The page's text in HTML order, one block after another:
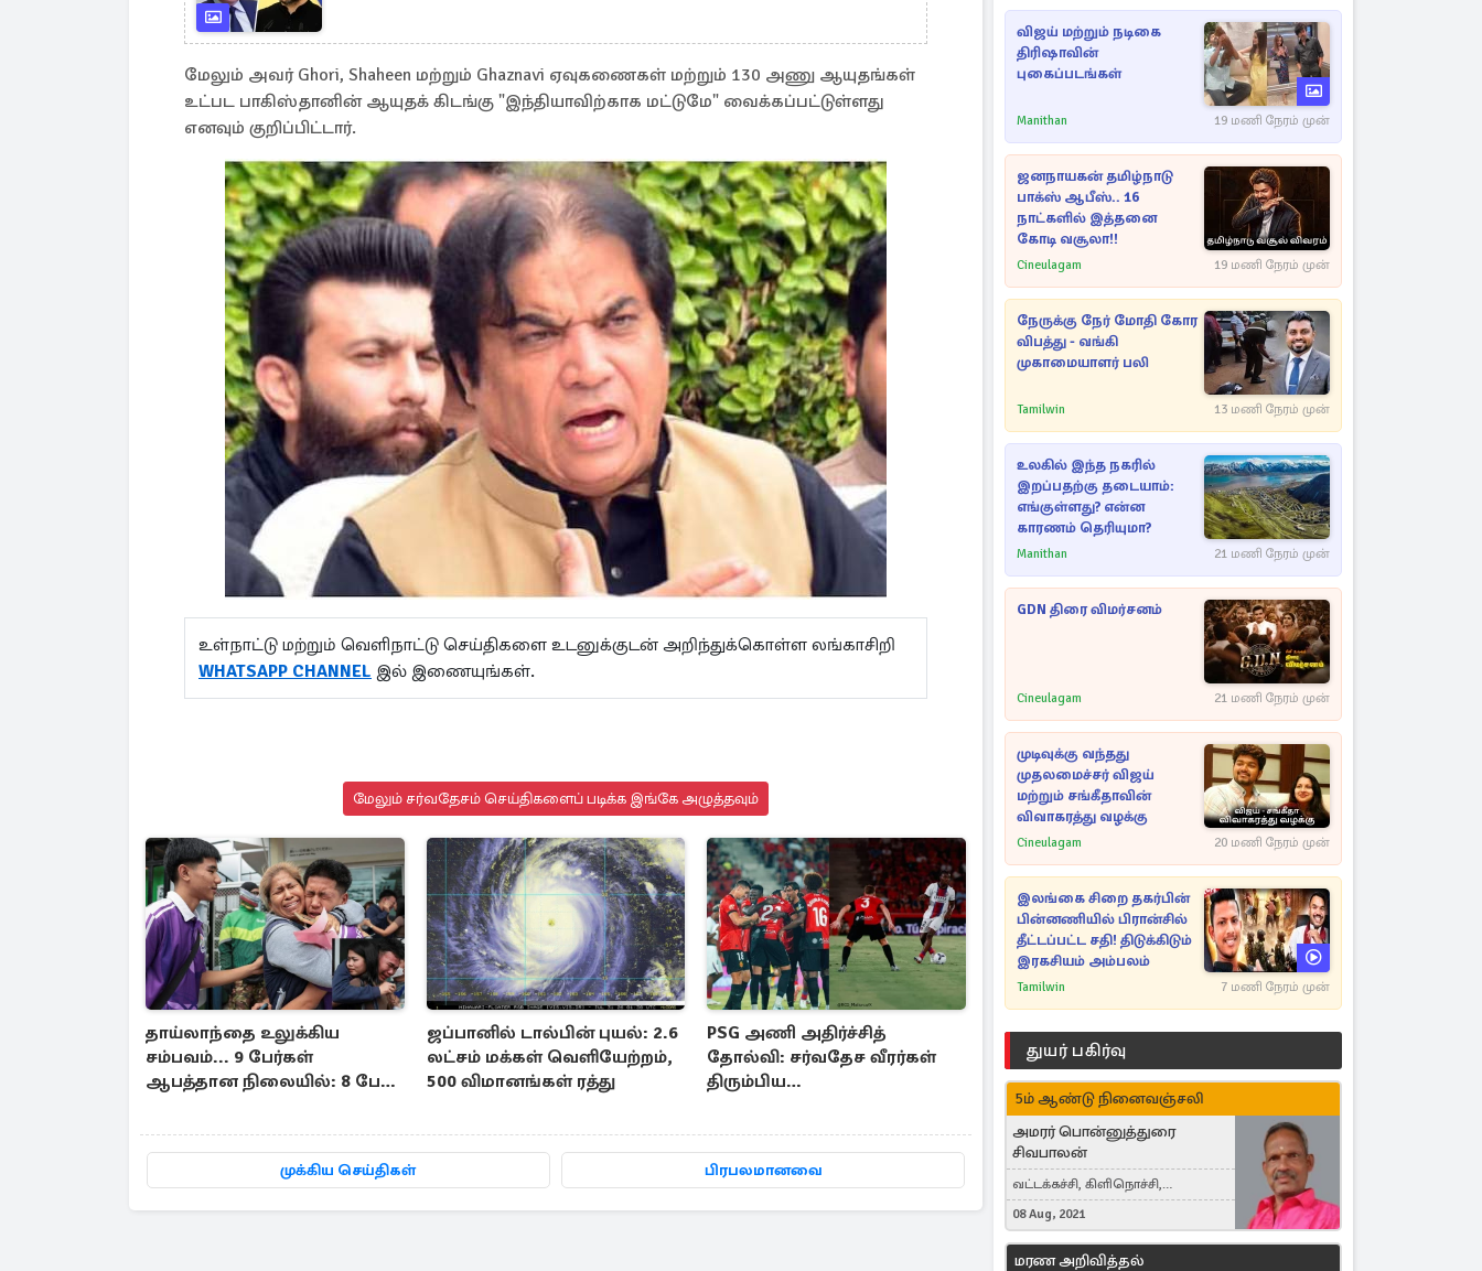
மேலும் அவர் Ghori, Shaheen மற்றும் Ghaznavi ஏவுகணைகள் மற்றும் 130 அணு ஆயுதங்கள்
உட்பட பாகிஸ்தானின் ஆயுதக் கிடங்கு "இந்தியாவிற்காக மட்டுமே" வைக்கப்பட்டுள்ளது
எனவும் குறிப்பிட்டார்.
உள்நாட்டு மற்றும் வெளிநாட்டு செய்திகளை உடனுக்குடன் அறிந்துக்கொள்ள லங்காசிறி
WHATSAPP CHANNEL இல் இணையுங்கள்.
மேலும் சர்வதேசம் செய்திகளைப் படிக்க இங்கே அழுத்தவும்
தாய்லாந்தை உலுக்கிய
சம்பவம்... 9 பேர்கள்
ஆபத்தான நிலையில்: 8 பேர்
ஜப்பானில் டால்பின் புயல்: 2.6
லட்சம் மக்கள் வெளியேற்றம்,
500 விமானங்கள் ரத்து
PSG அணி அதிர்ச்சித்
தோல்வி: சர்வதேச வீரர்கள்
திரும்பிய
காரணம்
முக்கிய செய்திகள் பிரபலமானவை
விஜய் மற்றும் நடிகை
திரிஷாவின்
புகைப்படங்கள்
Manithan 19 மணி நேரம் முன்
ஜனநாயகன் தமிழ்நாடு
பாக்ஸ் ஆபீஸ்.. 16
நாட்களில் இத்தனை
கோடி வசூலா!!
Cineulagam 19 மணி நேரம் முன்
நேருக்கு நேர் மோதி கோர
விபத்து - வங்கி
முகாமையாளர் பலி
Tamilwin 13 மணி நேரம் முன்
உலகில் இந்த நகரில்
இறப்பதற்கு தடையாம்:
எங்குள்ளது? என்ன
காரணம் தெரியுமா?
Manithan 21 மணி நேரம் முன்
GDN திரை விமர்சனம்
Cineulagam 21 மணி நேரம் முன்
முடிவுக்கு வந்தது
முதலமைச்சர் விஜய்
மற்றும் சங்கீதாவின்
விவாகரத்து வழக்கு
Cineulagam 20 மணி நேரம் முன்
இலங்கை சிறை தகர்பின்
பின்னணியில் பிரான்சில்
தீட்டப்பட்ட சதி! திடுக்கிடும்
இரகசியம் அம்பலம்
Tamilwin 7 மணி நேரம் முன்
துயர் பகிர்வு
5ம் ஆண்டு நினைவஞ்சலி
அமரர் பொன்னுத்துரை
சிவபாலன்
வட்டக்கச்சி, கிளிநொச்சி,
வட்டக்கச்சி இராமநாதபுரம்
08 Aug, 2021
மரண அறிவித்தல்